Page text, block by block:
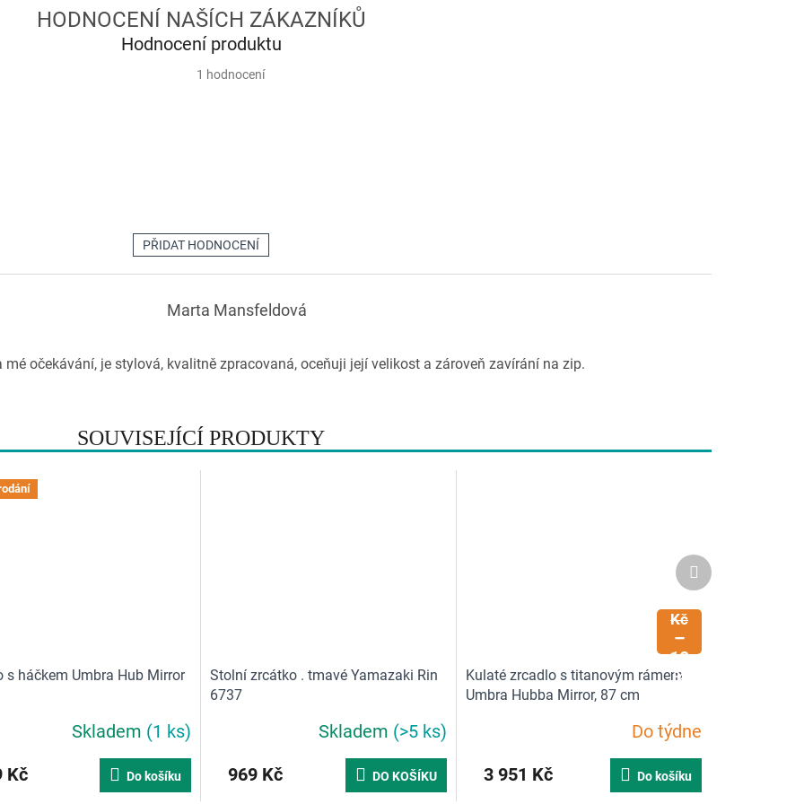
SOUVISEJÍCÍ PRODUKTY
s háčkem Umbra Hub Mirror
Skladem (1 ks)
Kč
Do košíku
Stolní zrcátko . tmavé Yamazaki Rin
6737
Skladem (>5 ks)
969 Kč
DO KOŠÍKU
4
Kč
–
10
%
Kulaté zrcadlo s titanovým rámem
Umbra Hubba Mirror, 87 cm
Do týdne
3 951 Kč
Do košíku
Další
produkt
Hodnocení produktu
Průměrné
1 hodnocení
PŘIDAT HODNOCENÍ
Marta Mansfeldová
očekávání, je stylová, kvalitně zpracovaná, oceňuji její velikost a zároveň zavírání na zip.